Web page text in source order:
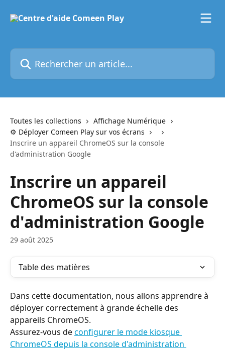
Rechercher un article...
Toutes les collections
Affichage Numérique
⚙️ Déployer Comeen Play sur vos écrans
Inscrire un appareil ChromeOS sur la console
d'administration Google
Inscrire un appareil
ChromeOS sur la console
d'administration Google
29 août 2025
Table des matières
Dans cette documentation, nous allons apprendre à
déployer correctement à grande échelle des
appareils ChromeOS.
Assurez-vous de configurer le mode kiosque
ChromeOS depuis la console d'administration